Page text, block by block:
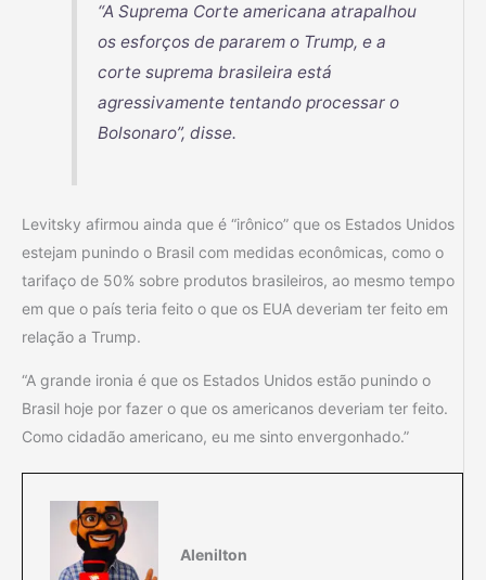
“A Suprema Corte americana atrapalhou
os esforços de pararem o Trump, e a
corte suprema brasileira está
agressivamente tentando processar o
Bolsonaro”, disse.
Levitsky afirmou ainda que é “irônico” que os Estados Unidos
estejam punindo o Brasil com medidas econômicas, como o
tarifaço de 50% sobre produtos brasileiros, ao mesmo tempo
em que o país teria feito o que os EUA deveriam ter feito em
relação a Trump.
“A grande ironia é que os Estados Unidos estão punindo o
Brasil hoje por fazer o que os americanos deveriam ter feito.
Como cidadão americano, eu me sinto envergonhado.”
Alenilton